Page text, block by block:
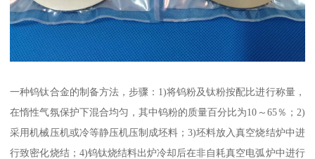
一种钨钛合金的制备方法，步骤：1)将钨粉及钛粉按配比进行称量，
在惰性气氛保护下混合均匀，其中钨粉的质量百分比为10～65％；2)
采用机械压机或冷等静压机压制成坯料；3)坯料放入真空烧结炉中进
行致密化烧结；4)钨钛烧结料出炉冷却后在非自耗真空电弧炉中进行